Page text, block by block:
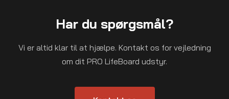
Har du spørgsmål?
Vi er altid klar til at hjælpe. Kontakt os for vejledning
om dit PRO LifeBoard udstyr.